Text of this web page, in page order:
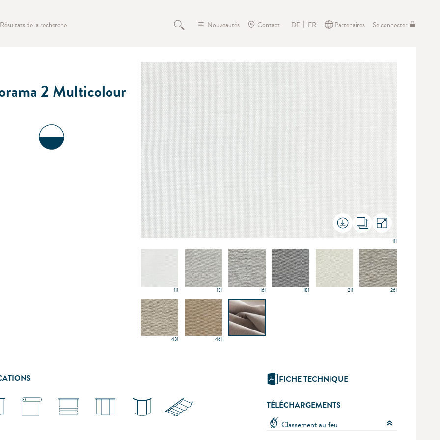
Nouveautés Contact DE FR Partenaires Se connecter
Résultats de la recherche
2 Multicolour
111
111 131 161 181 211 261
431 461
FICHE TECHNIQUE
TÉLÉCHARGEMENTS
Classement au feu